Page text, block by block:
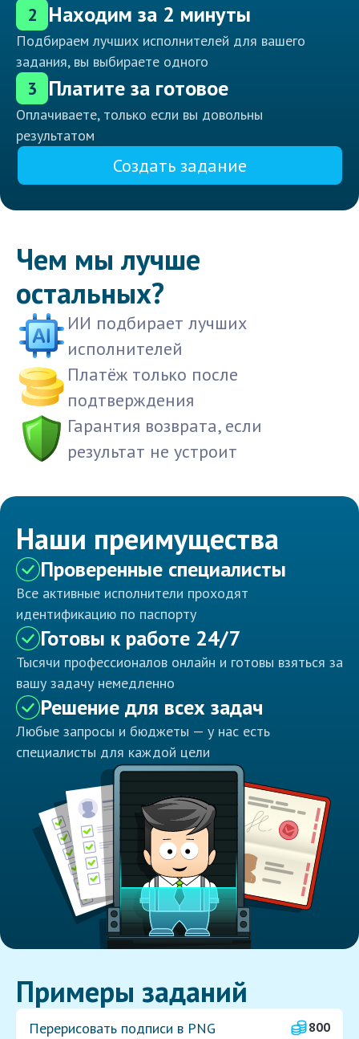
2 Находим за 2 минуты
Подбираем лучших исполнителей для вашего
задания, вы выбираете одного
3 Платите за готовое
Оплачиваете, только если вы довольны
результатом
Создать задание
Чем мы лучше
остальных?
ИИ подбирает лучших
исполнителей
Платёж только после
подтверждения
Гарантия возврата, если
результат не устроит
Наши преимущества
Проверенные специалисты
Все активные исполнители проходят
идентификацию по паспорту
Готовы к работе 24/7
Тысячи профессионалов онлайн и готовы взяться за
вашу задачу немедленно
Решение для всех задач
Любые запросы и бюджеты — у нас есть
специалисты для каждой цели
Примеры заданий
Перерисовать подписи в PNG
800